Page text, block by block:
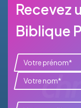
Recevez
Biblique